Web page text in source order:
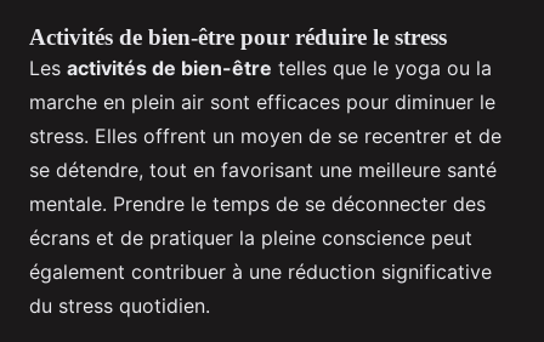
Activités de bien-être pour réduire le stress
Les activités de bien-être telles que le yoga ou la
marche en plein air sont efficaces pour diminuer le
stress. Elles offrent un moyen de se recentrer et de
se détendre, tout en favorisant une meilleure santé
mentale. Prendre le temps de se déconnecter des
écrans et de pratiquer la pleine conscience peut
également contribuer à une réduction significative
du stress quotidien.